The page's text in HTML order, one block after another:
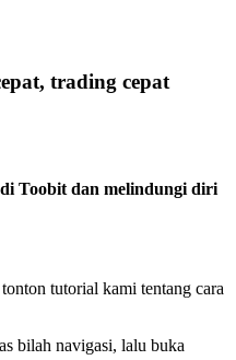
trading cepat
Toobit dan melindungi diri
tutorial kami tentang cara
bilah navigasi, lalu buka